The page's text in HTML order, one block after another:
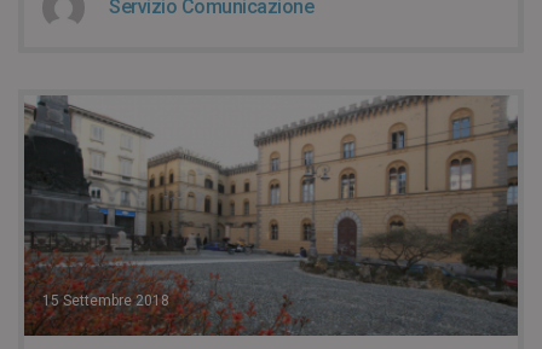
Servizio Comunicazione
15 Settembre 2018